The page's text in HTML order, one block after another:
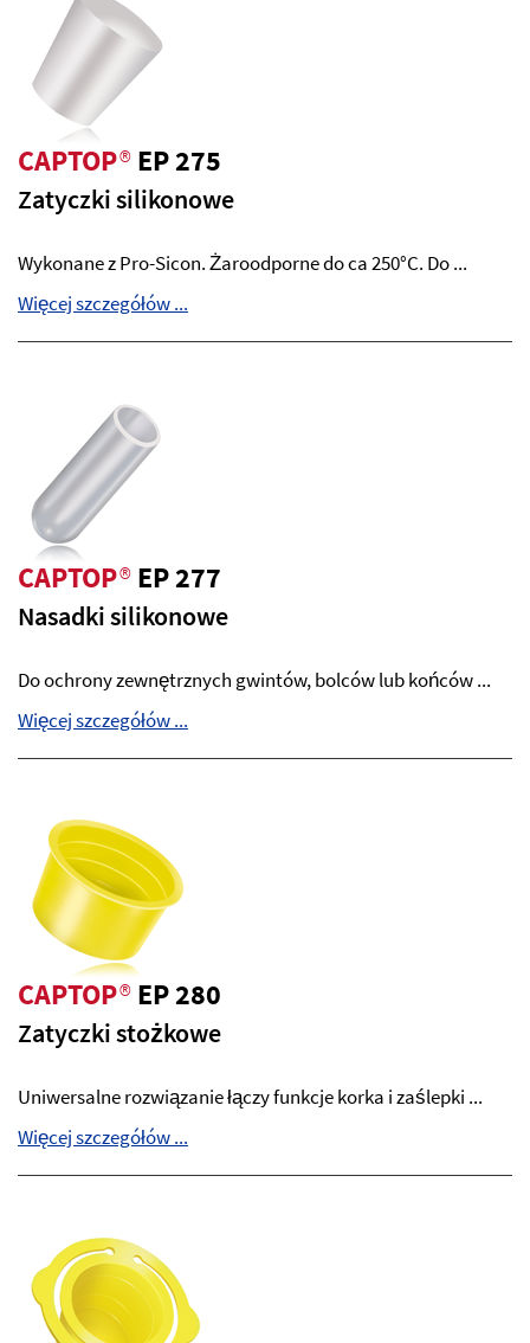
CAPTOP®EP 275
Zatyczki silikonowe
Wykonane z Pro-Sicon. Żaroodporne do ca 250°C. Do ...
Więcej szczegółów ...
CAPTOP®EP 277
Nasadki silikonowe
Do ochrony zewnętrznych gwintów, bolców lub końców ...
Więcej szczegółów ...
CAPTOP®EP 280
Zatyczki stożkowe
Uniwersalne rozwiązanie łączy funkcje korka i zaślepki ...
Więcej szczegółów ...